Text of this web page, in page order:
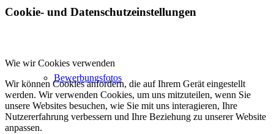
Bewerbungsfotos
Cookie- und Datenschutzeinstellungen
Wie wir Cookies verwenden
Wir können Cookies anfordern, die auf Ihrem Gerät eingestellt
werden. Wir verwenden Cookies, um uns mitzuteilen, wenn Sie
unsere Websites besuchen, wie Sie mit uns interagieren, Ihre
Nutzererfahrung verbessern und Ihre Beziehung zu unserer Website
anpassen.